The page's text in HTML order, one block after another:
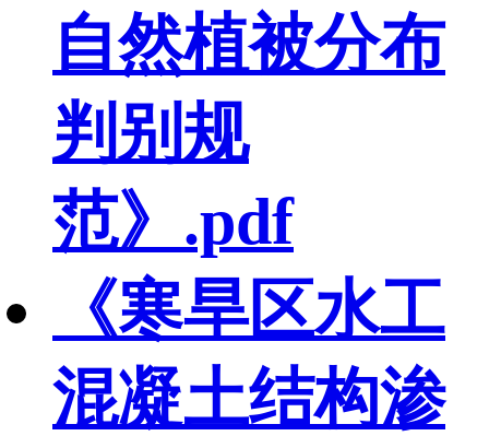
自然植被分布
判别规
范》.pdf
《寒旱区水工
混凝土结构渗